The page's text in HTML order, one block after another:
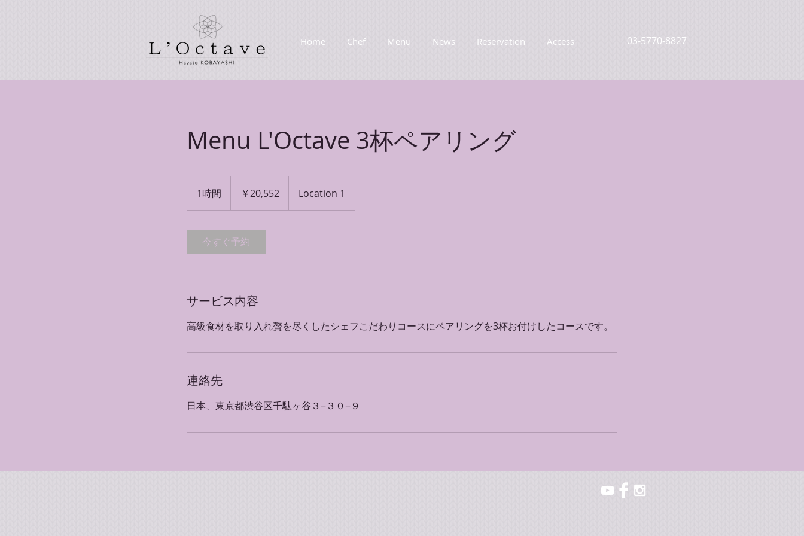
Home Chef Menu News Reservation Access 03-5770-8827
Menu L'Octave 3杯ペアリング
1時間
時
￥20,552 Location 1
今すぐ予約
サービス内容
高級食材を取り入れ贅を尽くしたシェフこだわりコースにペアリングを3杯お付けしたコースです。
連絡先
日本、東京都渋谷区千駄ヶ谷３−３０−９